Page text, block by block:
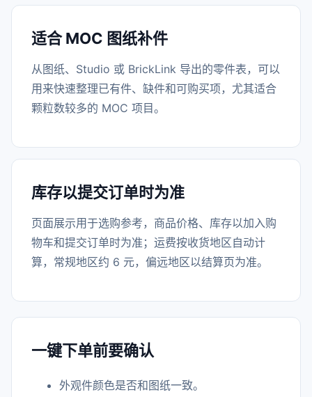
适合 MOC 图纸补件
从图纸、Studio 或 BrickLink 导出的零件表，可以
用来快速整理已有件、缺件和可购买项，尤其适合
颗粒数较多的 MOC 项目。
库存以提交订单时为准
页面展示用于选购参考，商品价格、库存以加入购
物车和提交订单时为准；运费按收货地区自动计
算，常规地区约 6 元，偏远地区以结算页为准。
一键下单前要确认
外观件颜色是否和图纸一致。